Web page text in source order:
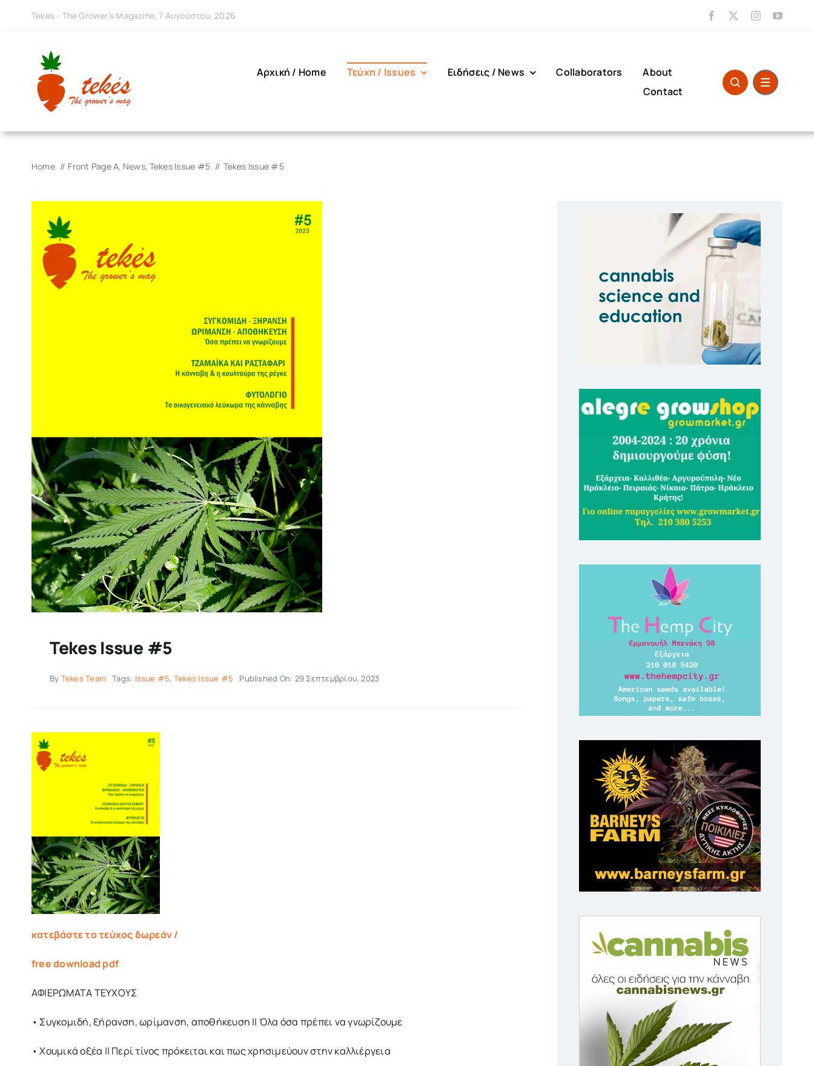
Tekes - The Grower's Magazine, 7 Αυγούστου, 2026
Αρχική / Home Τεύχη / Issues Ειδήσεις / News Collaborators
About
Contact
Home Front Page A News Tekes Issue #5 Tekes Issue #5
Tekes Issue #5
By Tekes Team Tags: Issue #5, Tekes Issue #5 Published On: 29 Σεπτεμβρίου, 2023
κατεβάστε το τεύχος δωρεάν /
free download pdf
ΑΦΙΕΡΩΜΑΤΑ ΤΕΥΧΟΥΣ
• Συγκομιδή, ξήρανση, ωρίμανση, αποθήκευση || Όλα όσα πρέπει να γνωρίζουμε
• Χουμικά οξέα || Περί τίνος πρόκειται και πως χρησιμεύουν στην καλλιέργεια